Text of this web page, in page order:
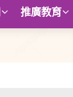
推廣教育